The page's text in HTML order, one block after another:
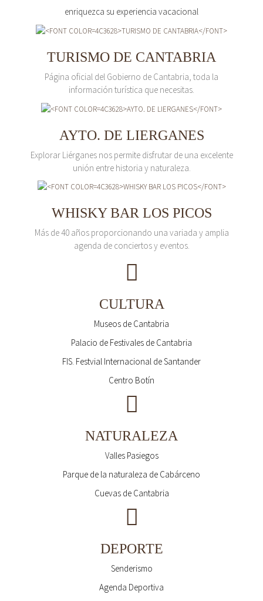
enriquezca su experiencia vacacional
TURISMO DE CANTABRIA
Página oficial del Gobierno de Cantabria, toda la
información turística que necesitas.
AYTO. DE LIERGANES
Explorar Liérganes nos permite disfrutar de una excelente
unión entre historia y naturaleza.
WHISKY BAR LOS PICOS
Más de 40 años proporcionando una variada y amplia
agenda de conciertos y eventos.
CULTURA
Museos de Cantabria
Palacio de Festivales de Cantabria
FIS. Festvial Internacional de Santander
Centro Botín
NATURALEZA
Valles Pasiegos
Parque de la naturaleza de Cabárceno
Cuevas de Cantabria
DEPORTE
Senderismo
Agenda Deportiva